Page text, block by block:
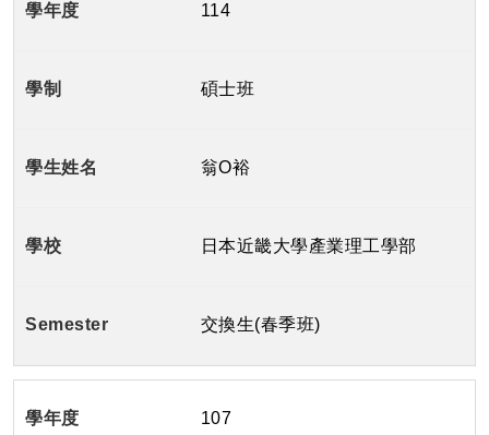
114
碩士班
翁O裕
日本近畿大學產業理工學部
交換生(春季班)
107